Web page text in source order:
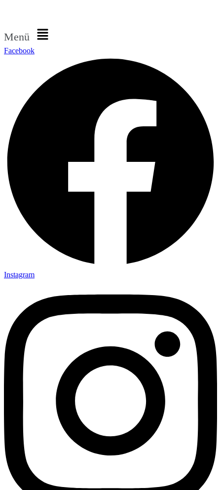
Menü
Facebook
Instagram